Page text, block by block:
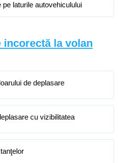
laturile autovehiculului
incorectă la volan
de deplasare
cu vizibilitatea